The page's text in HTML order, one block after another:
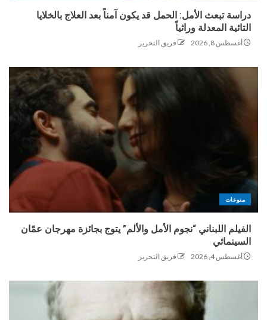
دراسة تبعث الأمل: الحمل قد يكون آمناً بعد العلاج بالخلايا
التائية المعدلة وراثياً
أغسطس 8, 2026 فريق التحرير
منوعات
الفيلم اللبناني “نجوم الأمل والألم” يتوج بجائزة مهرجان عمّان
السينمائي
أغسطس 4, 2026 فريق التحرير